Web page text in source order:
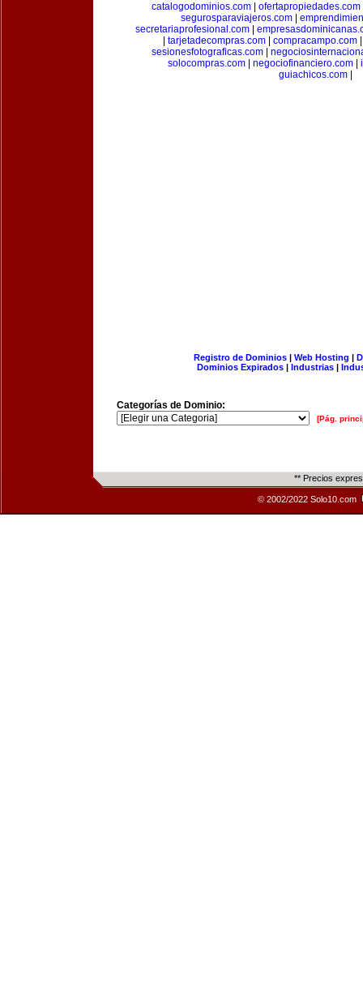
catalogodominios.com| ofertapropiedades.com
segurosparaviajeros.com
secretariaprofesional.com|
tarjetadecompras.com compracampo.com
sesionesfotograficas.com
solocompras.com| negociofinanciero.com|
guiachicos.com|
Registro de Dominios| Web Hosting |
Dominios Expirados | Industrias |
Categorías de Dominio:
[Pág.
** Precios
© 2002/2022 Solo10.com